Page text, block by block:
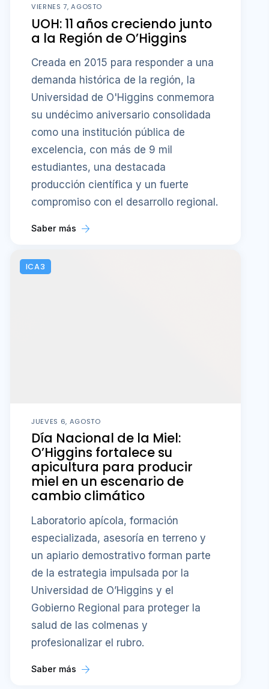
VIERNES 7, AGOSTO
UOH: 11 años creciendo junto
a la Región de O’Higgins
Creada en 2015 para responder a una
demanda histórica de la región, la
Universidad de O'Higgins conmemora
su undécimo aniversario consolidada
como una institución pública de
excelencia, con más de 9 mil
estudiantes, una destacada
producción científica y un fuerte
compromiso con el desarrollo regional.
Saber más
ICA3
JUEVES 6, AGOSTO
Día Nacional de la Miel:
O’Higgins fortalece su
apicultura para producir
miel en un escenario de
cambio climático
Laboratorio apícola, formación
especializada, asesoría en terreno y
un apiario demostrativo forman parte
de la estrategia impulsada por la
Universidad de O’Higgins y el
Gobierno Regional para proteger la
salud de las colmenas y
profesionalizar el rubro.
Saber más